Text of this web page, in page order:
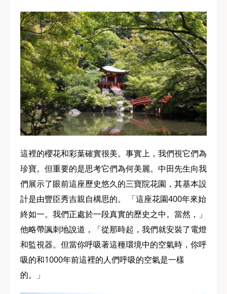
這裡的櫻花和彩葉確實很美。事實上，我們視它們為
珍寶。但重要的是思考它們為何美麗。中田先生向我
們展示了眼前這座歷史悠久的三寶院花園，其基本設
計是由豐臣秀吉親自構思的。 「這座花園400年來始
終如一。我們正處於一段真實的歷史之中。當然，」
他略帶諷刺地說道，「從那時起，我們就安裝了電燈
和監視器。但當你呼吸著這種環境中的空氣時，你呼
吸的和1000年前這裡的人們呼吸的空氣是一樣
的。」